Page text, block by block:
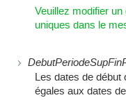
Veuillez modifier
uniques dans le
DebutPeriodeSup
Les dates de début
égales aux dates